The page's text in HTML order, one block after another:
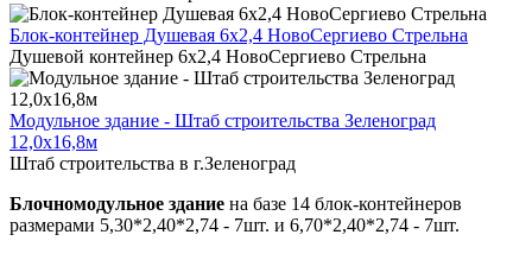
Блок-контейнер Душевая 6х2,4 НовоСергиево Стрельна
Душевой контейнер 6х2,4 НовоСергиево Стрельна
Модульное здание - Штаб строительства Зеленоград
12,0х16,8м
Штаб строительства в г.Зеленоград
Блочномодульное здание на базе 14 блок-контейнеров
размерами 5,30*2,40*2,74 - 7шт. и 6,70*2,40*2,74 - 7шт.